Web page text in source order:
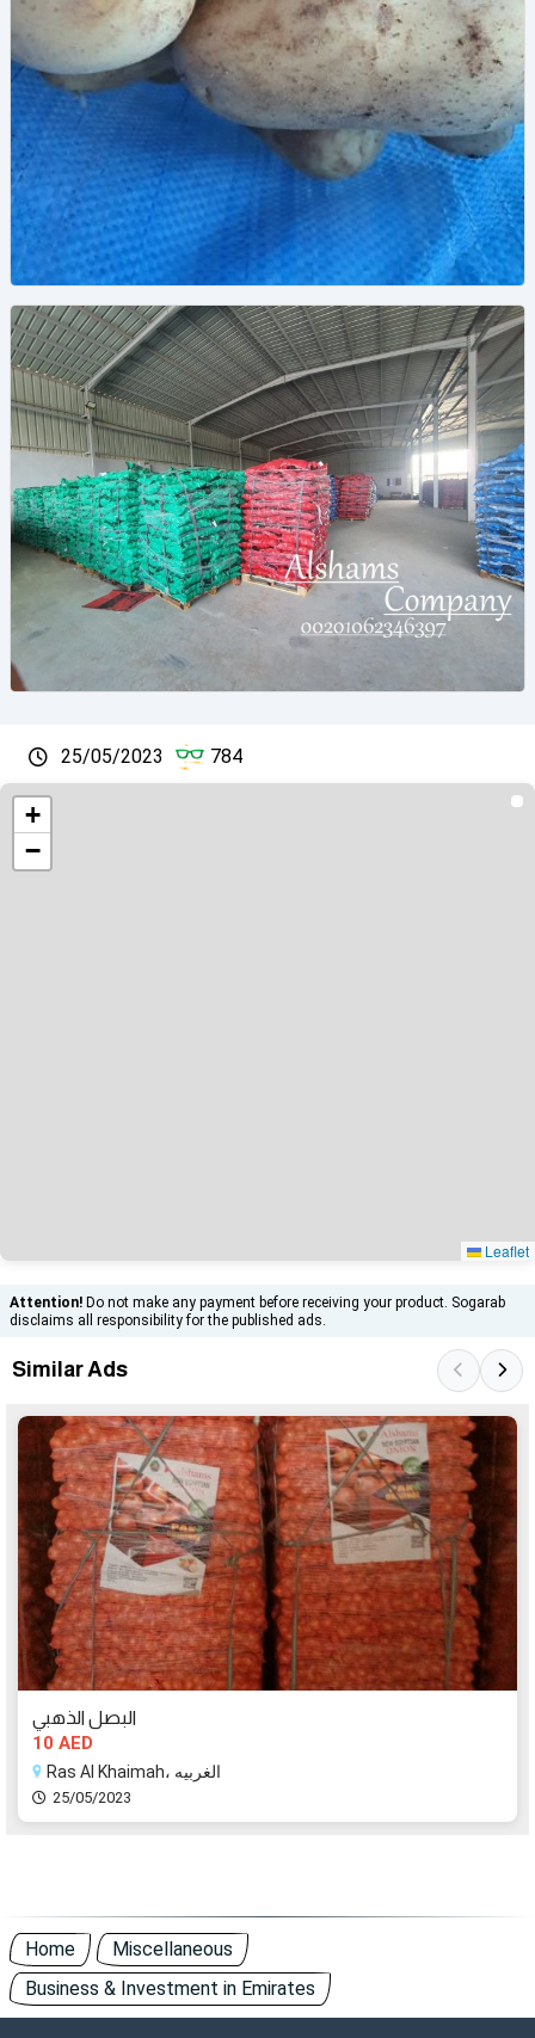
25/05/2023 784
+
−
Leaflet
Attention! Do not make any payment before receiving your product. Sogarab
disclaims all responsibility for the published ads.
Similar Ads
البصل الذهبي
10 AED
Ras Al Khaimah، الغربيه
25/05/2023
Home
Miscellaneous
Business & Investment in Emirates